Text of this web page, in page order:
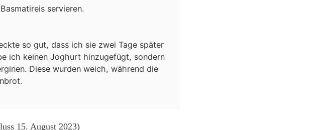
servieren.
so gut, dass ich sie zwei Tage später
ich keinen Joghurt hinzugefügt, sondern
Diese wurden weich, während die